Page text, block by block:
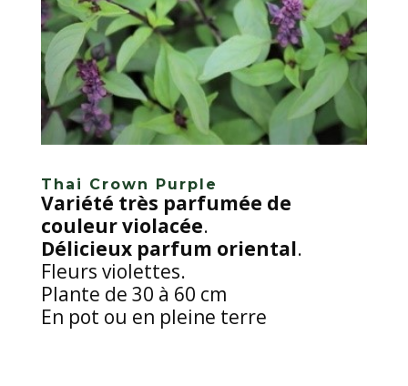
Thai Crown Purple
Variété très parfumée de
couleur violacée.
Délicieux parfum oriental.
Fleurs violettes.
Plante de 30 à 60 cm
En pot ou en pleine terre